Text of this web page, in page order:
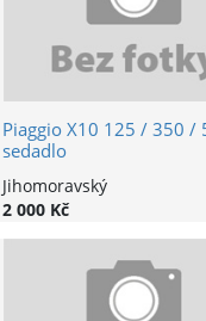
Piaggio X10 125 / 350 /
sedadlo
Jihomoravský
2 000 Kč